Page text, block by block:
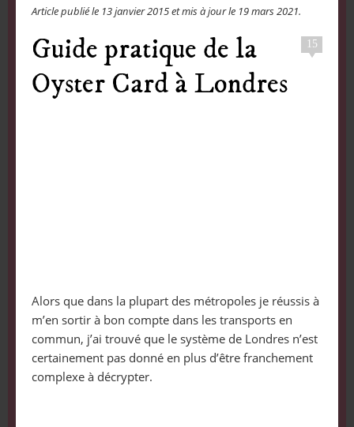
Article publié le 13 janvier 2015et mis à jour le 19 mars 2021.
15
Guide pratique de la
Oyster Card à Londres
Alors que dans la plupart des métropoles je réussis à
m’en sortir à bon compte dans les transports en
commun, j’ai trouvé que le système de Londres n’est
certainement pas donné en plus d’être franchement
complexe à décrypter.